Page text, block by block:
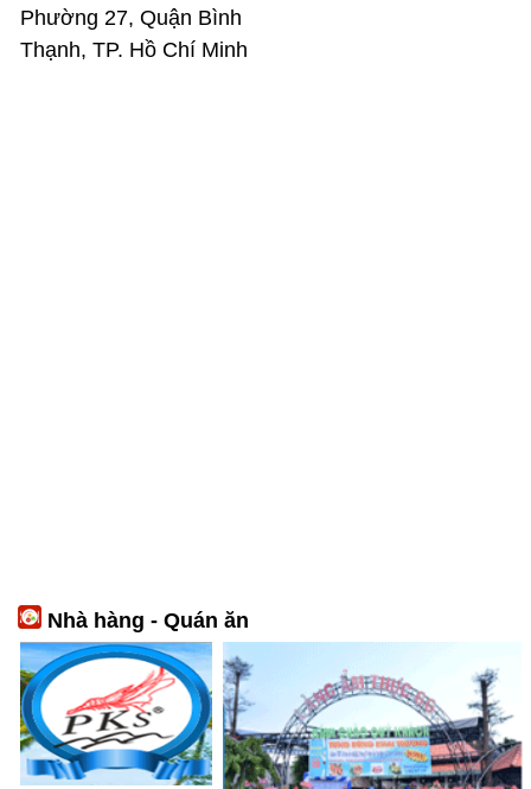
Phường 27, Quận Bình
Thạnh, TP. Hồ Chí Minh
Nhà hàng - Quán ăn